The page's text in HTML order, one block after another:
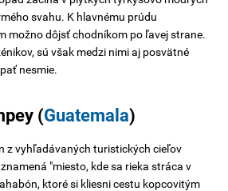
svahu. K hlavnému prúdu
možno dôjsť chodníkom po ľavej strane.
sú však medzi nimi aj posvätné
nesmie.
(Guatemala)
z vyhľadávaných turistických cieľov
"miesto, kde sa rieka stráca v
ktoré si kliesni cestu kopcovitým